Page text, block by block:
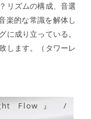
リズムの構成、音選
楽的な常識を解体し
成り立っている。
します。（タワーレ